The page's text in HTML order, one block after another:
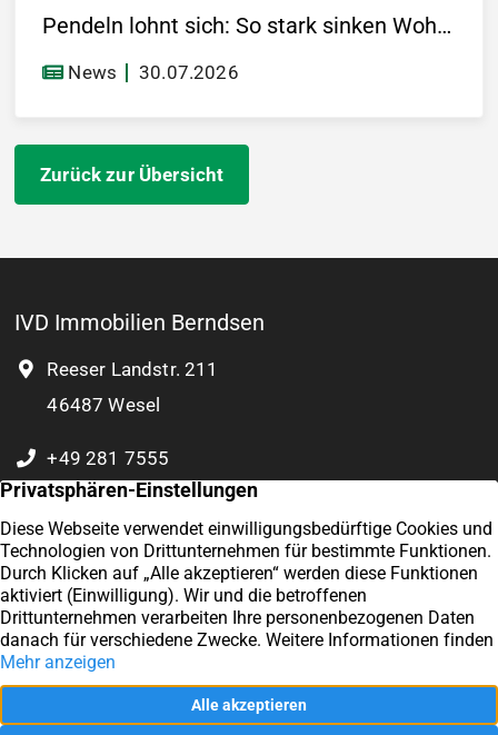
Pendeln lohnt sich: So stark sinken Wohnungspreise im Umland
News 30.07.2026
Zurück zur Übersicht
IVD Immobilien Berndsen
Reeser Landstr. 211
46487 Wesel
+49 281 7555
0 177 8932 804
Kontakt
Impressum
Datenschutz
Vertrag widerrufen
4,9/5
Exzellent
57
Kundenstimmen